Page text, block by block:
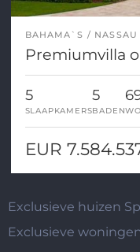
BAHAMA`S NASSAU
Premiumvilla
5
SLAAPKAMERS
5
BADEN
EUR
Exclusieve huizen
Exclusieve